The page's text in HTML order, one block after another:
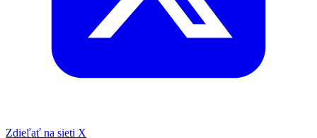
Zdieľať na sieti X